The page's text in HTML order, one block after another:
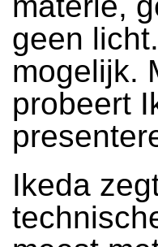
geen
mogelijk.
probeert
Ikeda